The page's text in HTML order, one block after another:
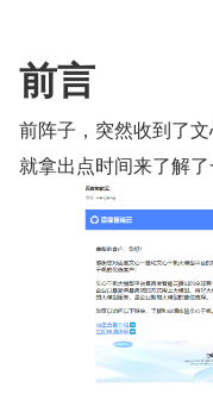
前言
前阵子，突然收到了
就拿出点时间来了解了